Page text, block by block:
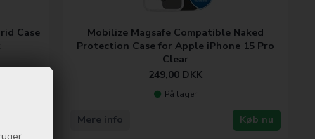
Case
Mobilize Magsafe Compatible Naked
Protection Case for Apple iPhone 15 Pro
Clear
249,00 DKK
På lager
Køb nu
Mere info